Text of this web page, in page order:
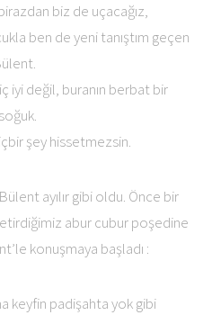
biz de uçacağız,
ben de yeni tanıştım geçen
iyi değil, buranın berbat bir
şey hissetmezsin.
ayılır gibi oldu. Önce bir
abur cubur poşedine
konuşmaya başladı :
keyfin padişahta yok gibi